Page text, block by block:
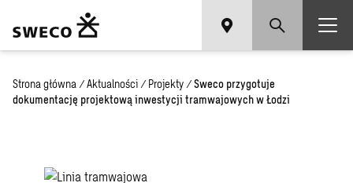
Strona główna / Aktualności / Projekty / Sweco przygotuje
dokumentację projektową inwestycji tramwajowych w Łodzi